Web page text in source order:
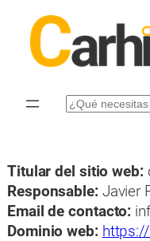
Saltar
contenido
Buscar
Titular del sitio web:
Responsable:Javier
Email de contacto:
Dominio web: